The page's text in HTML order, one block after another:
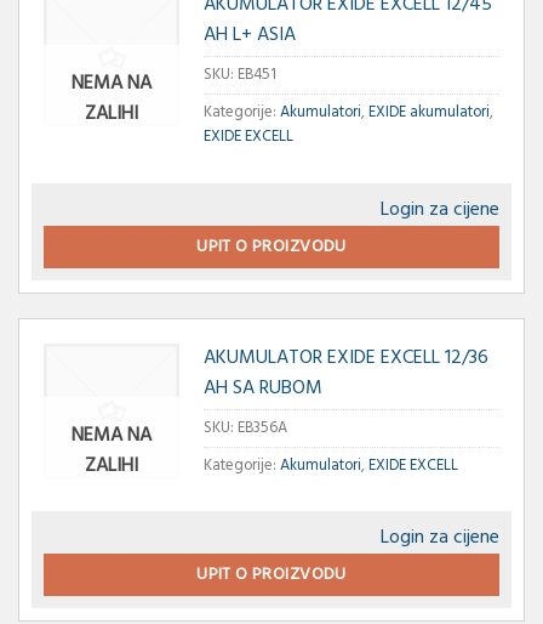
NEMA NA
ZALIHI
AH L+ ASIA
SKU: EB451
Kategorije:Akumulatori,EXIDE akumulatori,
EXIDE EXCELL
Login za cijene
UPIT O PROIZVODU
NEMA NA
ZALIHI
AKUMULATOR EXIDE EXCELL 12/36
AH SA RUBOM
SKU: EB356A
Kategorije:Akumulatori,EXIDE EXCELL
Login za cijene
UPIT O PROIZVODU